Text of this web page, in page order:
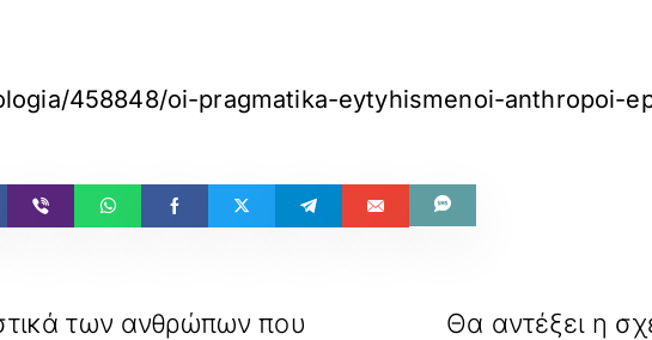
458848/oi-pragmatika-eytyhismenoi-anthropoi-
των ανθρώπων που
Θα αντέξει η